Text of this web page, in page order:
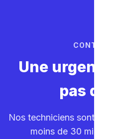
Une
pas de
Nos techniciens sont sur
moins de 30